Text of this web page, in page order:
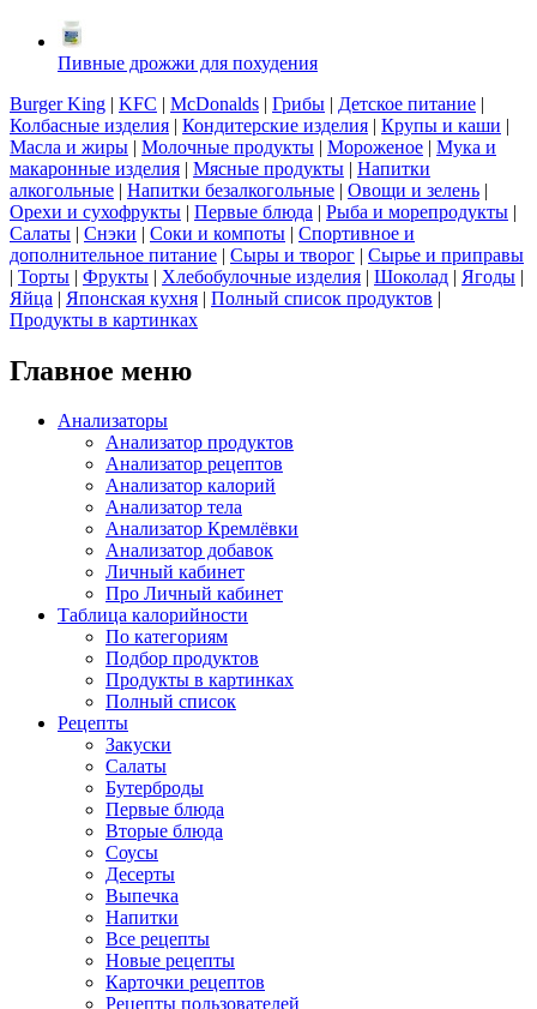
Пивные дрожжи для похудения
Burger King | KFC | McDonalds | Грибы | Детское питание |
Колбасные изделия | Кондитерские изделия | Крупы и каши |
Масла и жиры | Молочные продукты | Мороженое | Мука и
макаронные изделия | Мясные продукты | Напитки
алкогольные | Напитки безалкогольные | Овощи и зелень |
Орехи и сухофрукты | Первые блюда | Рыба и морепродукты |
Салаты | Снэки | Соки и компоты | Спортивное и
дополнительное питание | Сыры и творог | Сырье и приправы
| Торты | Фрукты | Хлебобулочные изделия | Шоколад | Ягоды |
Яйца | Японская кухня | Полный список продуктов |
Продукты в картинках
Главное меню
Анализаторы
Анализатор продуктов
Анализатор рецептов
Анализатор калорий
Анализатор тела
Анализатор Кремлёвки
Анализатор добавок
Личный кабинет
Про Личный кабинет
Таблица калорийности
По категориям
Подбор продуктов
Продукты в картинках
Полный список
Рецепты
Закуски
Салаты
Бутерброды
Первые блюда
Вторые блюда
Соусы
Десерты
Выпечка
Напитки
Все рецепты
Новые рецепты
Карточки рецептов
Рецепты пользователей